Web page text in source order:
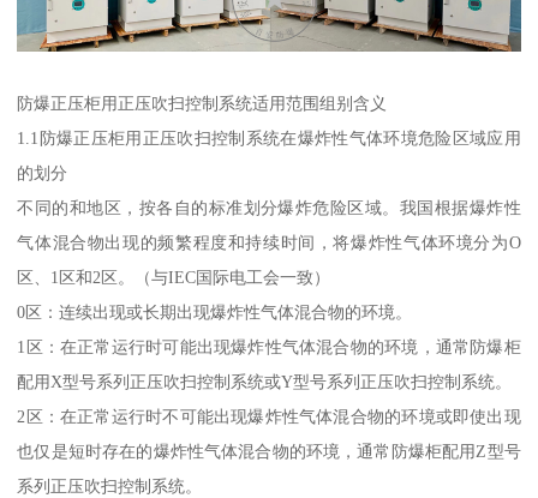
防爆正压柜用正压吹扫控制系统适用范围组别含义
1.1防爆正压柜用正压吹扫控制系统在爆炸性气体环境危险区域应用
的划分
不同的和地区，按各自的标准划分爆炸危险区域。我国根据爆炸性
气体混合物出现的频繁程度和持续时间，将爆炸性气体环境分为O
区、1区和2区。（与IEC国际电工会一致）
0区：连续出现或长期出现爆炸性气体混合物的环境。
1区：在正常运行时可能出现爆炸性气体混合物的环境，通常防爆柜
配用X型号系列正压吹扫控制系统或Y型号系列正压吹扫控制系统。
2区：在正常运行时不可能出现爆炸性气体混合物的环境或即使出现
也仅是短时存在的爆炸性气体混合物的环境，通常防爆柜配用Z型号
系列正压吹扫控制系统。